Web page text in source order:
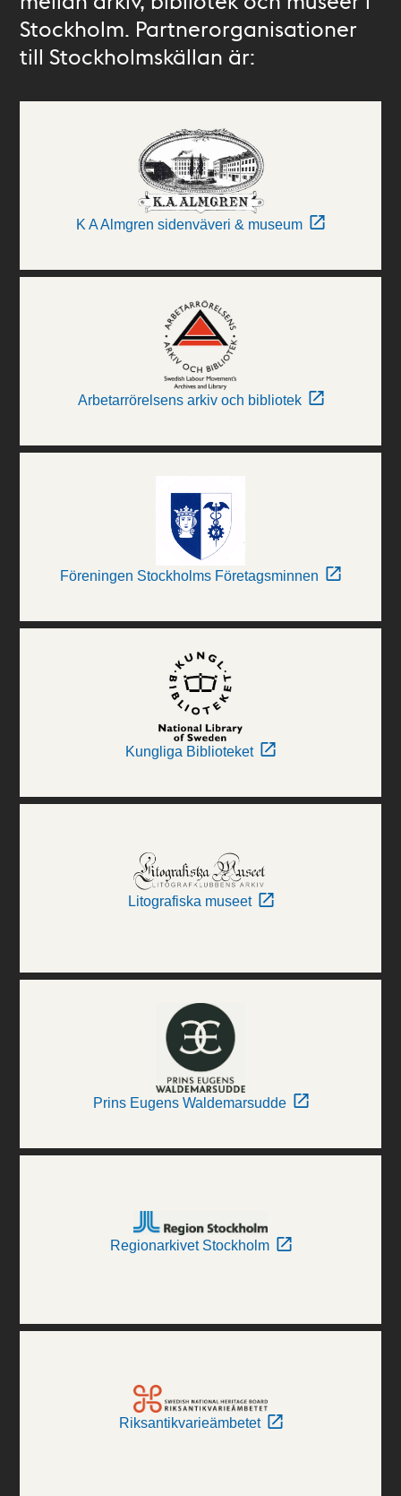
Stockholm. Partnerorganisationer
till Stockholmskällan är:
K A Almgren sidenväveri & museum
Arbetarrörelsens arkiv och bibliotek
Föreningen Stockholms Företagsminnen
Kungliga Biblioteket
Litografiska museet
Prins Eugens Waldemarsudde
Regionarkivet Stockholm
Riksantikvarieämbetet